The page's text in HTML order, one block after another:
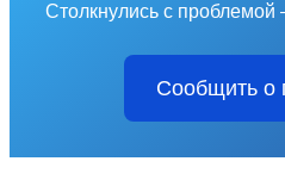
Столкнулись с
Сообщить о